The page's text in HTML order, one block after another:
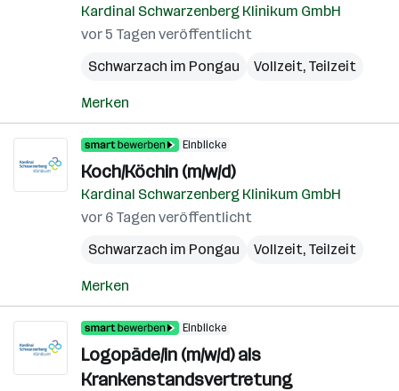
Kardinal Schwarzenberg Klinikum GmbH
vor 5 Tagen veröffentlicht
Schwarzach im Pongau
Vollzeit, Teilzeit
Merken
Einblicke
Koch/Köchin (m/w/d)
Kardinal Schwarzenberg Klinikum GmbH
vor 6 Tagen veröffentlicht
Schwarzach im Pongau
Vollzeit, Teilzeit
Merken
Einblicke
Logopäde/in (m/w/d) als
Krankenstandsvertretung